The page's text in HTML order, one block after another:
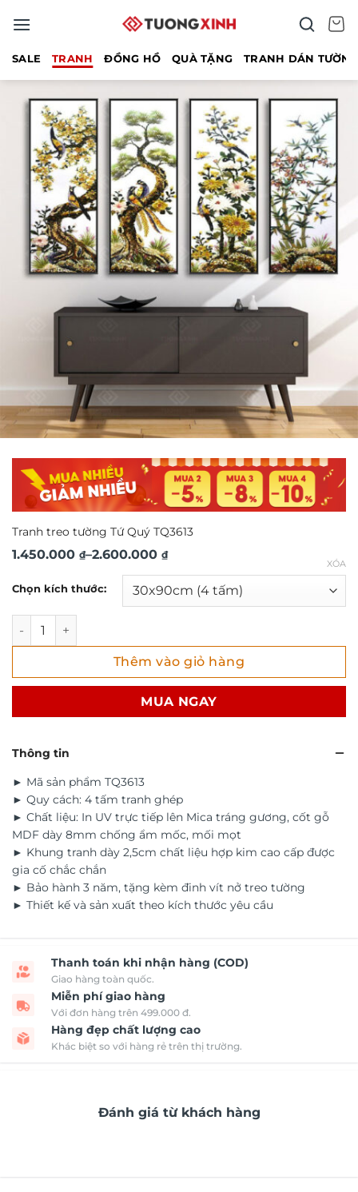
qua
SALE TRANH ĐỒNG HỒ QUÀ TẶNG TRANH DÁN
Tranh treo tường Tứ Quý TQ3613
1.450.000 ₫–2.600.000 ₫
Khoảng
1.450.000 ₫
đến
2.600.000 ₫
Chọn kích thước:
XÓA
Tranh treo tường Tứ Quý TQ3613 số lượng
Thêm vào giỏ hàng
MUA NGAY
Thông tin
► Mã sản phẩm TQ3613
► Quy cách: 4 tấm tranh ghép
► Chất liệu: In UV trực tiếp lên Mica tráng gương, cốt gỗ
MDF dày 8mm chống ẩm mốc, mối mọt
► Khung tranh dày 2,5cm chất liệu hợp kim cao cấp được
gia cố chắc chắn
► Bảo hành 3 năm, tặng kèm đinh vít nở treo tường
► Thiết kế và sản xuất theo kích thước yêu cầu
Thanh toán khi nhận hàng (COD)
Giao hàng toàn quốc.
Miễn phí giao hàng
Với đơn hàng trên 499.000 đ.
Hàng đẹp chất lượng cao
Khác biệt so với hàng rẻ trên thị trường.
Đánh giá từ khách hàng